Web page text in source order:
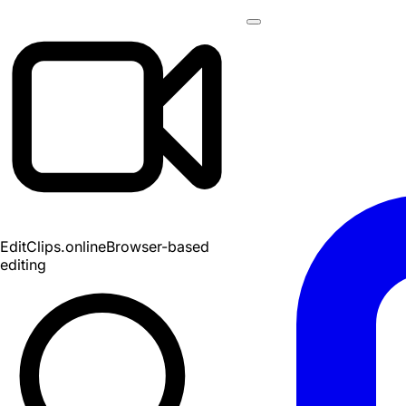
EditClips.onlineBrowser-based
editing